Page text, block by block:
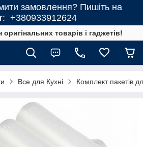
замовлення? Пишіть на
+380933912624
товарів і гаджетів!
Все для Кухні Комплект пакетів